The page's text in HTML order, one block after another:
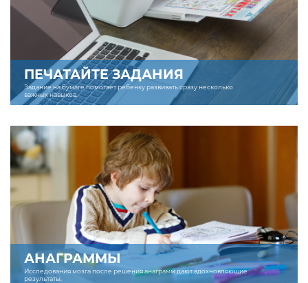
ПЕЧАТАЙТЕ ЗАДАНИЯ
Задание на бумаге помогает ребенку развивать сразу несколько
важных навыков.
АНАГРАММЫ
Исследования мозга после решения анаграмм дают вдохновляющие
результаты.